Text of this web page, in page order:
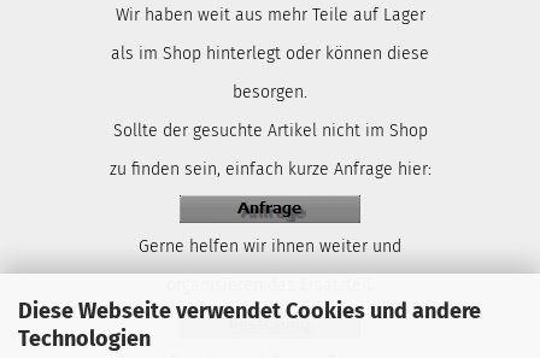
Diese Webseite verwendet Cookies und andere
Technologien
Wir haben weit aus mehr Teile auf Lager
als im Shop hinterlegt oder können diese
besorgen.
Sollte der gesuchte Artikel nicht im Shop
zu finden sein, einfach kurze Anfrage hier:
Gerne helfen wir ihnen weiter und